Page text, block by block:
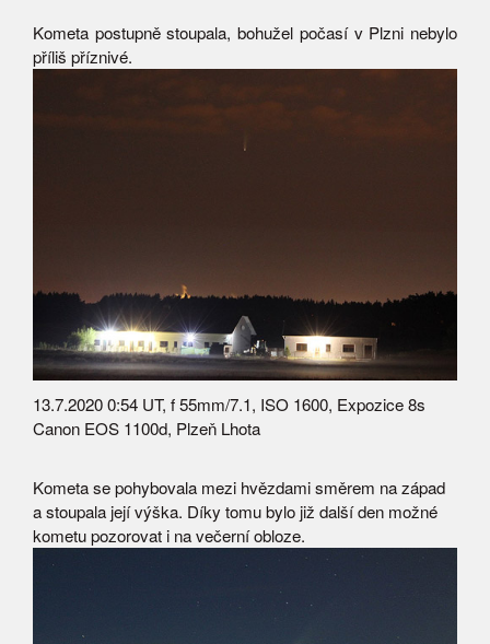
Kometa postupně stoupala, bohužel počasí v Plzni nebylo
příliš příznivé.
13.7.2020 0:54 UT, f 55mm/7.1, ISO 1600, Expozice 8s
Canon EOS 1100d, Plzeň Lhota
Kometa se pohybovala mezi hvězdami směrem na západ
a stoupala její výška. Díky tomu bylo již další den možné
kometu pozorovat i na večerní obloze.